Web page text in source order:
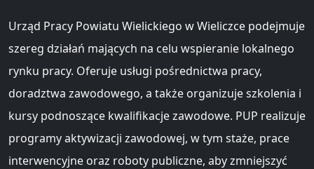
Urząd Pracy Powiatu Wielickiego w Wieliczce podejmuje
szereg działań mających na celu wspieranie lokalnego
rynku pracy. Oferuje usługi pośrednictwa pracy,
doradztwa zawodowego, a także organizuje szkolenia i
kursy podnoszące kwalifikacje zawodowe. PUP realizuje
programy aktywizacji zawodowej, w tym staże, prace
interwencyjne oraz roboty publiczne, aby zmniejszyć